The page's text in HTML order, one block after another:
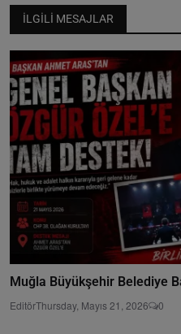
İLGILI MESAJLAR
Muğla Büyükşehir Belediye
EditörThursday, Mayıs 21, 2026 0